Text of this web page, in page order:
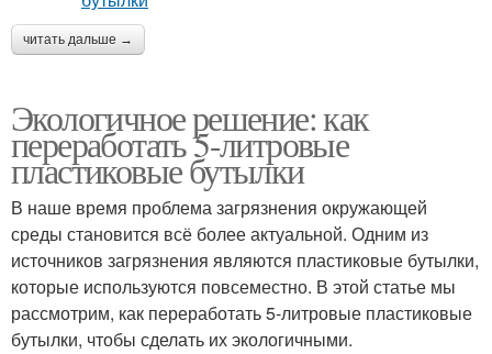
читать дальше →
Экологичное решение: как
переработать 5-литровые
пластиковые бутылки
В наше время проблема загрязнения окружающей
среды становится всё более актуальной. Одним из
источников загрязнения являются пластиковые бутылки,
которые используются повсеместно. В этой статье мы
рассмотрим, как переработать 5-литровые пластиковые
бутылки, чтобы сделать их экологичными.